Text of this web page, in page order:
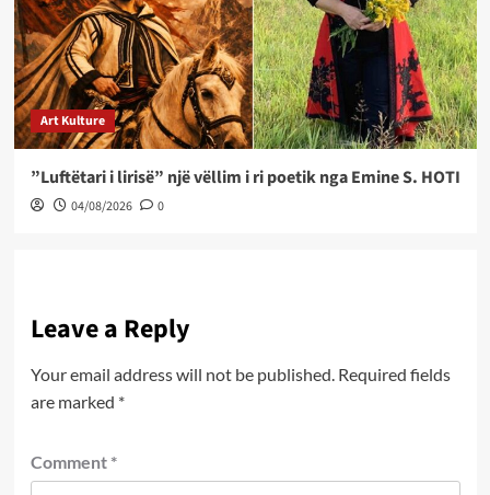
Art Kulture
”Luftëtari i lirisë” një vëllim i ri poetik nga Emine S. HOTI
04/08/2026 0
Leave a Reply
Your email address will not be published. Required fields
are marked *
Comment *